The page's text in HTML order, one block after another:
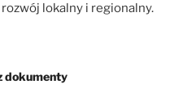
lokalny i regionalny.
dokumenty